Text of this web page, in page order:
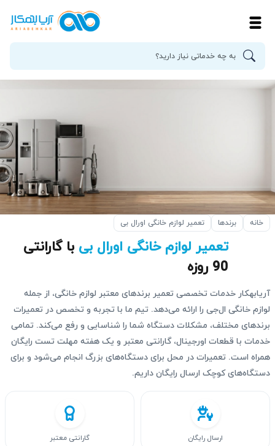
خانه برندها تعمیر لوازم خانگی اورال بی
تعمیر لوازم خانگی اورال بی با گارانتی
90 روزه
آریابهکار خدمات تخصصی تعمیر برندهای معتبر لوازم خانگی، از جمله
لوازم خانگی ال‌جی را ارائه می‌دهد. تیم ما با تجربه و تخصص در تعمیرات
برندهای مختلف، مشکلات دستگاه شما را شناسایی و رفع می‌کند. تمامی
خدمات با قطعات اورجینال، گارانتی معتبر و یک هفته مهلت تست رایگان
همراه است. تعمیرات در محل برای دستگاه‌های بزرگ انجام می‌شود و برای
دستگاه‌های کوچک ارسال رایگان داریم.
ارسال رایگان گارانتی معتبر